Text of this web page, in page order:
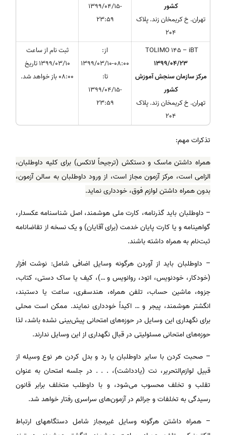
کشور
تهران. خ کریمخان زند. پلاک
204
1399/04/15-
23:59
TOLIMO 145 – iBT
1399/04/23
مرکز سازمان سنجش آموزش
کشور
تهران. خ کریمخان زند. پلاک
204
از:
1399/03/10-08:00
تا:
1399/04/15-
23:59
ثبت نام از ساعت
1399/03/10 تاریخ
08:00 باز خواهد شد.
تذکرات مهم:
همراه داشتن ماسک و دستکش (ترجیحاً لاتکس) برای کلیه داوطلبان،
الزامی است، مرکز آزمون مجاز است، از ورود داوطلبان به سالن آزمون،
بدون همراه داشتن لوازم فوق، خودداری نماید.
– داوطلبان باید گذرنامه، کارت ملی هوشمند، اصل شناسنامه عکسدار،
گواهینامه و یا کارت پایان خدمت (برای آقایان) و یک نسخه از تقاضانامه
ثبت‌نام به همراه داشته باشند.
– داوطلبان باید از آوردن هرگونه وسایل اضافی شامل: نوشت افزار
(خودکار، خودنویس، اتود، روانویس و …)، کیف یا ساک دستی، کتاب،
جزوه، ماشین حساب، تلفن همراه، هندسفری، ساعت یا دستبند،
انگشتر هوشمند، پیجر و … اکیداً خودداری نمایند. ممکن است محلی
برای نگهداری این وسایل در حوزه‌های امتحانی پیش‌بینی نشده باشد، لذا
حوزه‌های امتحانی مسئولیتی در قبال نگهداری از این وسایل ندارند.
– صحبت کردن با سایر داوطلبان یا رد و بدل کردن هر نوع وسیله از
قبیل لوازم‌التحریر، نت (یادداشت)، . . . در جلسه امتحان به عنوان
تقلب و تخلف محسوب می‌شود، و با داوطلب متخلف برابر قانون
رسیدگی به تخلفات و جرائم در آزمون‌های سراسری رفتار خواهد شد.
– همراه داشتن هرگونه وسایل غیرمجاز شامل دستگاه­های ارتباط